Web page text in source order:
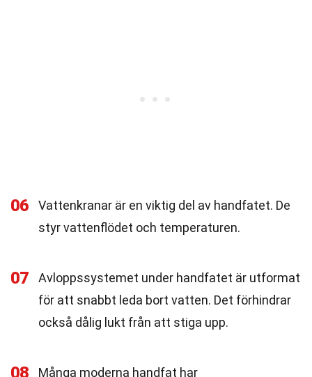
06
Vattenkranar är en viktig del av handfatet. De
styr vattenflödet och temperaturen.
07
Avloppssystemet under handfatet är utformat
för att snabbt leda bort vatten. Det förhindrar
också dålig lukt från att stiga upp.
08 Många moderna handfat har